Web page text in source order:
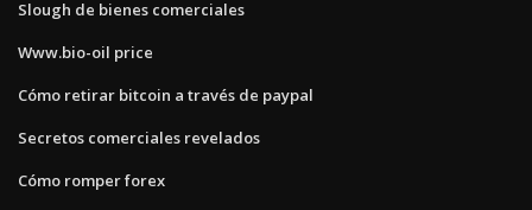
Slough de bienes comerciales
Www.bio-oil price
Cómo retirar bitcoin a través de paypal
Secretos comerciales revelados
Cómo romper forex